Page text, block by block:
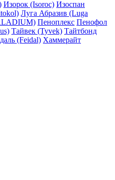
Изорок (Isoroc) Изоспан
Луга Абразив (Luga
Пеноплекс Пенофол
Тайвек (Tyvek) Тайтбонд
(Feidal) Хаммерайт